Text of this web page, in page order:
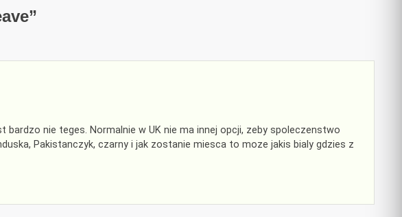
”
nie teges. Normalnie w UK nie ma innej opcji, zeby spoleczenstwo
Pakistanczyk, czarny i jak zostanie miesca to moze jakis bialy gdzies z